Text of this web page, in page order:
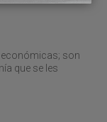
son
que se les